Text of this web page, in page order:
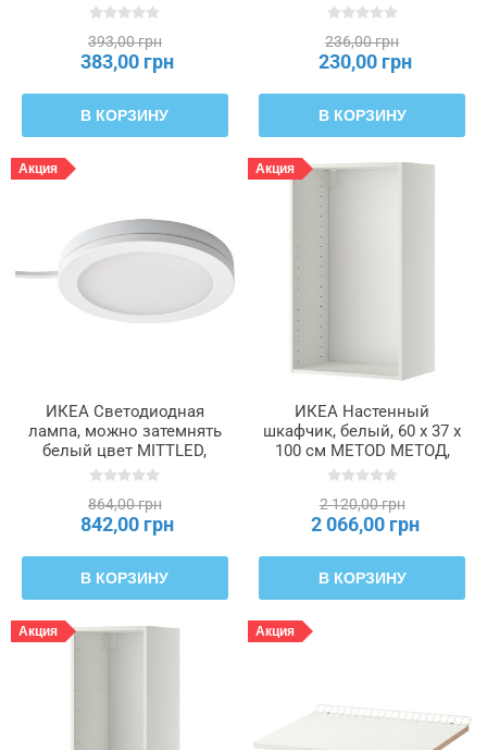
393,00 грн
383,00 грн
В КОРЗИНУ
236,00 грн
230,00 грн
В КОРЗИНУ
Акция
ИКЕА Светодиодная
лампа, можно затемнять
белый цвет MITTLED,
005.286.62
864,00 грн
842,00 грн
В КОРЗИНУ
Акция
ИКЕА Настенный
шкафчик, белый, 60 x 37 x
100 см METOD МЕТОД,
202.055.38
2 120,00 грн
2 066,00 грн
В КОРЗИНУ
Акция Акция